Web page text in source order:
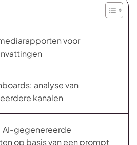
voor
analyse van
kanalen
AI-gegenereerde
op basis van een prompt